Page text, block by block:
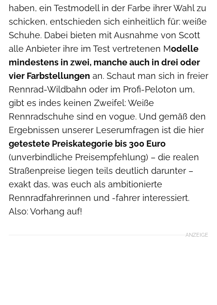
haben, ein Testmodell in der Farbe ihrer Wahl zu
schicken, entschieden sich einheitlich für: weiße
Schuhe. Dabei bieten mit Ausnahme von Scott
alle Anbieter ihre im Test vertretenen Modelle
mindestens in zwei, manche auch in drei oder
vier Farbstellungen an. Schaut man sich in freier
Rennrad-Wildbahn oder im Profi-Peloton um,
gibt es indes keinen Zweifel: Weiße
Rennradschuhe sind en vogue. Und gemäß den
Ergebnissen unserer Leserumfragen ist die hier
getestete Preiskategorie bis 300 Euro
(unverbindliche Preisempfehlung) – die realen
Straßenpreise liegen teils deutlich darunter –
exakt das, was euch als ambitionierte
Rennradfahrerinnen und -fahrer interessiert.
Also: Vorhang auf!
ANZEIGE